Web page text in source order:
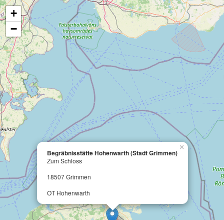
Begräbnisstätte Hohenwarth (Stadt Grimmen)
Zum Schloss
18507 Grimmen
OT Hohenwarth
×
+
−